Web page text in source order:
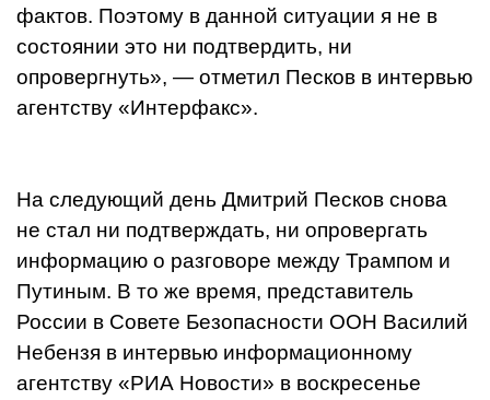
фактов. Поэтому в данной ситуации я не в
состоянии это ни подтвердить, ни
опровергнуть», — отметил Песков в интервью
агентству «Интерфакс».
На следующий день Дмитрий Песков снова
не стал ни подтверждать, ни опровергать
информацию о разговоре между Трампом и
Путиным. В то же время, представитель
России в Совете Безопасности ООН Василий
Небензя в интервью информационному
агентству «РИА Новости» в воскресенье